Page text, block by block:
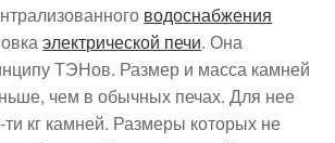
водоснабжения
электрической печи. Она
ТЭНов. Размер и масса камней
чем в обычных печах. Для нее
ти кг камней. Размеры которых не